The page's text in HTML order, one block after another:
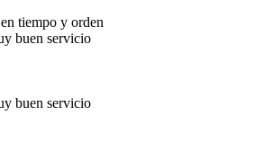
tiempo y orden
buen servicio
buen servicio